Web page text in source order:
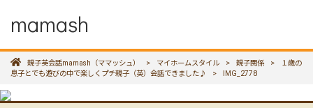
mamash
親子英会話mamash（ママッシュ） > マイホームスタイル > 親子関係 >
１歳の
息子とでも遊びの中で楽しくプチ親子（英）会話できました♪
> IMG_2778